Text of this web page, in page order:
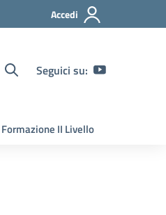
Accedi
Seguici su:
Formazione II Livello